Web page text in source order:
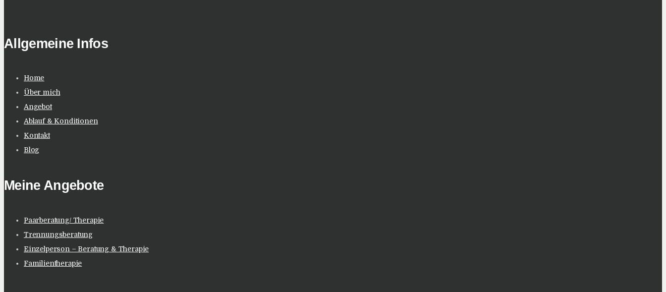
Allgemeine Infos
Home
Über mich
Angebot
Ablauf & Konditionen
Kontakt
Blog
Meine Angebote
Paarberatung/ Therapie
Trennungsberatung
Einzelperson – Beratung & Therapie
Familientherapie